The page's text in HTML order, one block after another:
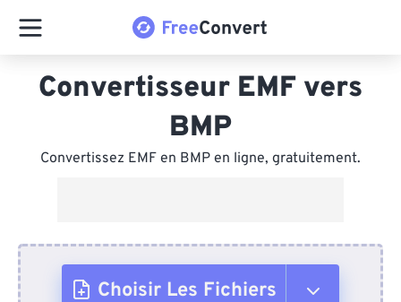
Convertisseur EMF vers
BMP
Convertissez EMF en BMP en ligne, gratuitement.
Choisir Les Fichiers